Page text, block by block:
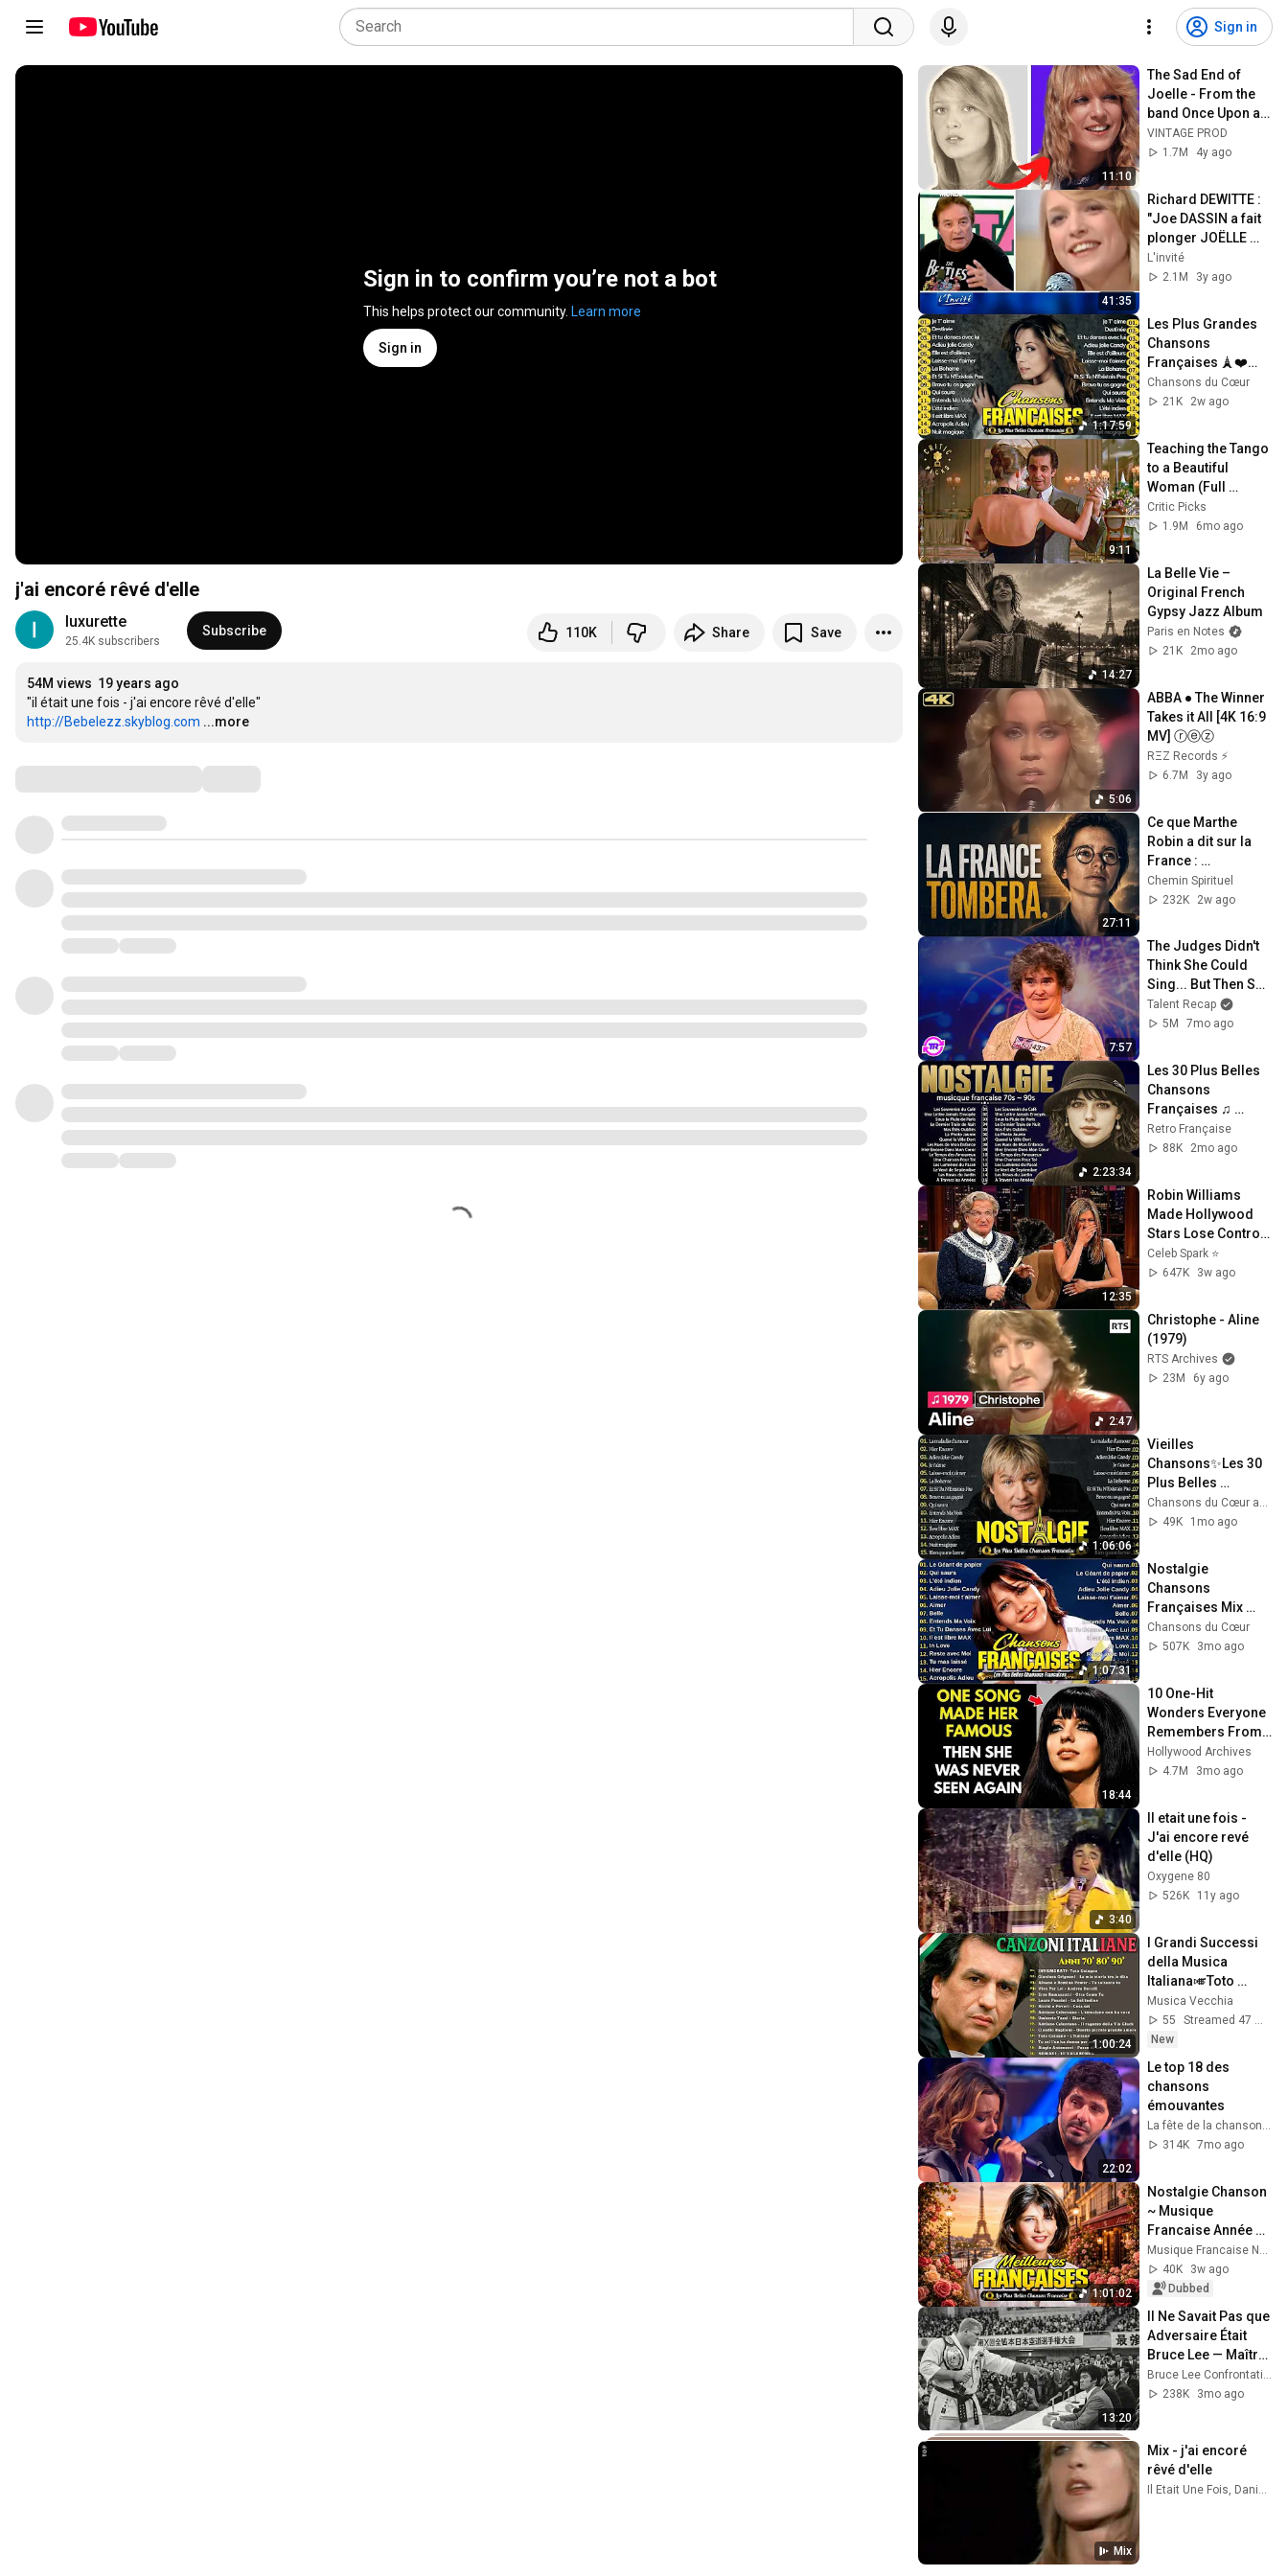
Sign in
Sign in to confirm you’re not a bot
This helps protect our community. Learn more
Sign in
j'ai encoré rêvé d'elle
luxurette
25.4K subscribers
Subscribe 110K Share Save
54M views 19 years ago
http://Bebelezz.skyblog.com ...more
11:10
The Sad End of
Joelle - From the
band Once Upon a
Time
VINTAGE PROD
1.7M
4y ago
41:35
Richard DEWITTE :
"Joe DASSIN a fait
plonger JOËLLE
dans la drogue"
L'invité
2.1M
3y ago
1:17:59
Les Plus Grandes
Chansons
Françaises 🗼❤️
Meilleures
Chansons en
Chansons du Cœur
21K
2w ago
9:11
Teaching the Tango
to a Beautiful
Woman (Full
Scene) | Scent of a
Woman
Critic Picks
1.9M
6mo ago
14:27
La Belle Vie –
Original French
Gypsy Jazz Album
Paris en Notes
21K
2mo ago
5:06
ABBA ● The Winner
Takes it All [4K 16:9
MV] ⓡⓔⓩ
RΞZ Records ⚡
6.7M
3y ago
27:11
Ce que Marthe
Robin a dit sur la
France :
Révélations
Chemin Spirituel
232K
2w ago
7:57
The Judges Didn't
Think She Could
Sing... But Then She
Opened Her Mouth!
Talent Recap
5M
7mo ago
2:23:34
Les 30 Plus Belles
Chansons
Françaises ♫
Vieilles Chansons
Retro Française
88K
2mo ago
12:35
Robin Williams
Made Hollywood
Stars Lose Control
and Go Off-Script
Celeb Spark ⭐
647K
3w ago
2:47
Christophe - Aline
(1979)
RTS Archives
23M
6y ago
1:06:06
Vieilles
Chansons✨Les 30
Plus Belles
Chansons
Françaises ~
Jérome...
Chansons du Cœur and Mélodie Nostalgique
49K
1mo ago
1:07:31
Nostalgie
Chansons
Françaises Mix
2026 ♫ Lara Fabian,
FrédéricFrançois,
Chansons du Cœur
507K
3mo ago
18:44
10 One-Hit
Wonders Everyone
Remembers From
the 1970s
Hollywood Archives
4.7M
3mo ago
3:40
Il etait une fois -
J'ai encore revé
d'elle (HQ)
Oxygene 80
526K
11y ago
1:00:24
I Grandi Successi
della Musica
Italiana🎺Toto
Cutugno, Umberto
Tozzi,Adriano
Celentano
Musica Vecchia
55
Streamed 47 min ago
New
22:02
Le top 18 des
chansons
émouvantes
314K 7mo ago
1:01:02
Nostalgie Chanson
~ Musique
Francaise Année 80
90 ❤️
40K
3w ago
Dubbed
13:20
Il Ne Savait Pas que
Adversaire Était
Bruce Lee — Maître
Arts Martiaux a
Défié Invité au
238K
3mo ago
Mix
Mix - j'ai encoré
rêvé d'elle